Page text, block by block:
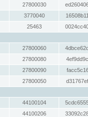
27800030
3770040
25463
27800060
27800080
27800090
27800050
44100104
44100206